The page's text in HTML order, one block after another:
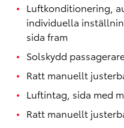
Luftkonditionering,
individuella
sida fram
Solskydd
Ratt manuellt
Luftintag, sida med
Ratt manuellt